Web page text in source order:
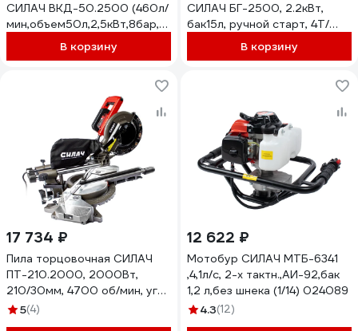
СИЛАЧ ВКД-50.2500 (460л/
мин,объем50л,2,5кВт,8бар,2850об/
мин) (1/6) 024058
В корзину
СИЛАЧ БГ-2500, 2.2кВт,
бак15л, ручной старт, 4Т/
АИ-92/360г/кВт*ч (1/6)
В корзину
17 734 ₽
Пила торцовочная СИЛАЧ
ПТ-210.2000, 2000Вт,
210/30мм, 4700 об/мин, угол
повор 45/наклон 45, 1/9
5(4)
12 622 ₽
Мотобур СИЛАЧ МТБ-6341
,4,1л/с, 2-х тактн.,АИ-92,бак
1,2 л,без шнека (1/14) 024089
4.3(12)